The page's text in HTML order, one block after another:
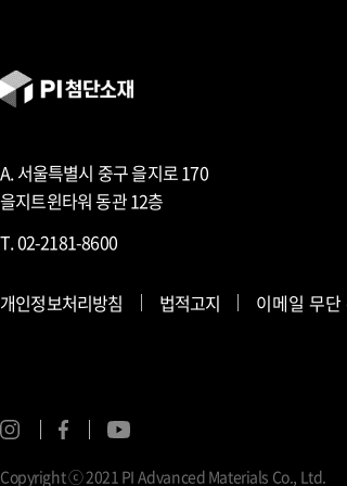
A. 서울특별시 중구 을지로 170
을지트윈타워 동관 12층
T. 02-2181-8600
개인정보처리방침 법적고지 이메일 무
Copyright ⓒ 2021 PI Advanced Materials Co., Ltd.